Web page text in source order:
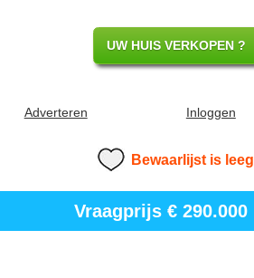
UW HUIS VERKOPEN ?
Adverteren Inloggen
Bewaarlijst is leeg
Vraagprijs € 290.000